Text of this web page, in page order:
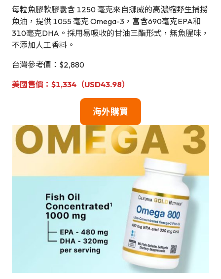
每粒魚膠軟膠囊含 1250 毫克來自挪威的高濃縮野生捕撈
魚油，提供 1055 毫克 Omega-3，富含690毫克EPA和
310毫克DHA。採用易吸收的甘油三酯形式，無魚腥味，
不添加人工香料。
台灣參考價：$2,880
美國 售價：$1,334（USD43.98）
海外購買